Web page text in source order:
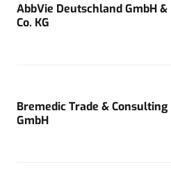
AbbVie Deutschland GmbH &
Co. KG
Bremedic Trade & Consulting
GmbH